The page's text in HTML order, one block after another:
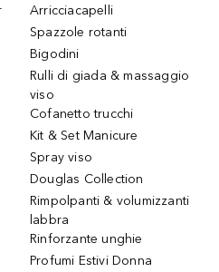
Arricciacapelli
Spazzole rotanti
Bigodini
Rulli di giada & massaggio
viso
Cofanetto trucchi
Kit & Set Manicure
Spray viso
Douglas Collection
Rimpolpanti & volumizzanti
labbra
Rinforzante unghie
Profumi Estivi Donna